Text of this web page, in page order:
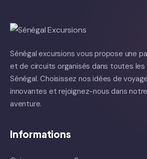
Sénégal excursions vous propose une
et de circuits organisés dans toutes les
Sénégal. Choisissez nos idées de
innovantes et rejoignez-nous dans
aventure.
Informations